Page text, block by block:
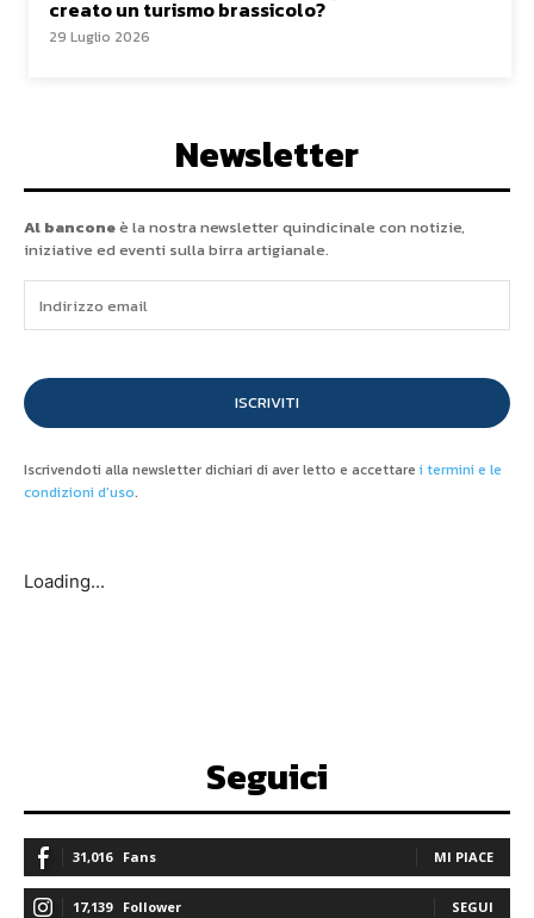
creato un turismo brassicolo?
29 Luglio 2026
Newsletter
Al banconeè la nostra newsletter quindicinale con notizie,
iniziative ed eventi sulla birra artigianale.
ISCRIVITI
Iscrivendoti alla newsletter dichiari di aver letto e accettare i termini e le
condizioni d'uso.
Loading...
Seguici
31,016 Fans MI PIACE
17,139 Follower SEGUI